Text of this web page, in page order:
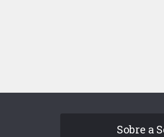
Sobre a